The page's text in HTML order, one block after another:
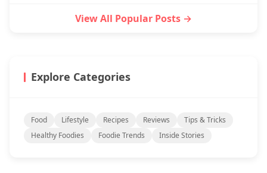
View All Popular Posts →
Explore Categories
Food Lifestyle Recipes Reviews
Tips & Tricks
Healthy Foodies
Foodie Trends Inside Stories